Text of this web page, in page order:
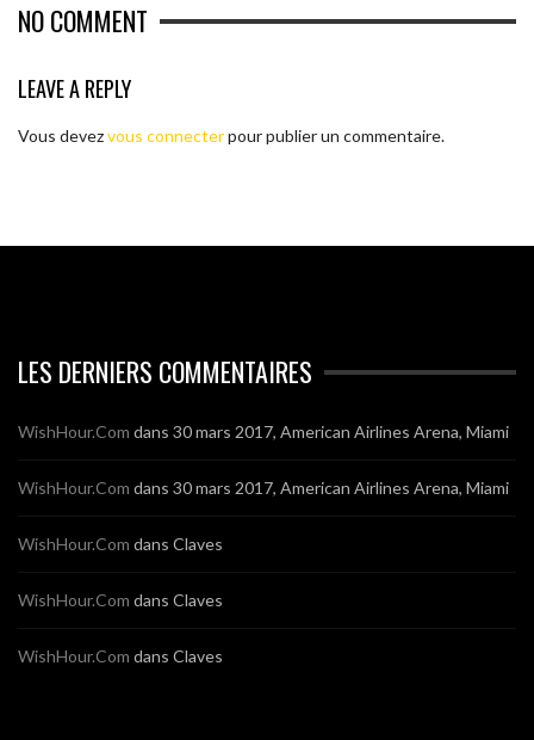
NO COMMENT
LEAVE A REPLY
Vous devezvous connecterpour publier un commentaire.
LES DERNIERS COMMENTAIRES
WishHour.Com dans 30 mars 2017, American Airlines Arena, Miami
WishHour.Com dans 30 mars 2017, American Airlines Arena, Miami
WishHour.Com dans Claves
WishHour.Com dans Claves
WishHour.Com dans Claves